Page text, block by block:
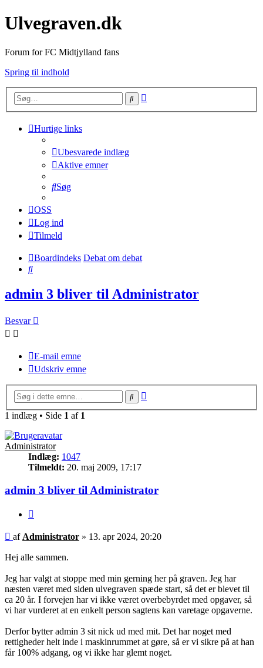
Ulvegraven.dk
Forum for FC Midtjylland fans
Spring til indhold
Søg
Hurtige links
Ubesvarede indlæg
Aktive emner
Søg
OSS
Log ind
Tilmeld
Boardindeks Debat om debat
Søg
admin 3 bliver til Administrator
Besvar
E-mail emne
Udskriv emne
Søg
1 indlæg • Side 1 af 1
Administrator
Indlæg: 1047
Tilmeldt: 20. maj 2009, 17:17
admin 3 bliver til Administrator
Indlæg
af Administrator » 13. apr 2024, 20:20
Hej alle sammen.
Jeg har valgt at stoppe med min gerning her på graven. Jeg har
næsten været med siden ulvegraven spæde start, så det er blevet til
ca 20 år. I forvejen har vi ikke været overbebyrdet med opgaver, så
vi har vurderet at en enkelt person sagtens kan varetage opgaverne.
Derfor bytter admin 3 sit nick ud med mit. Det har noget med
rettigheder helt inde i maskinrummet at gøre, så er vi sikre på at han
får 100% adgang, og vi ikke har glemt noget.